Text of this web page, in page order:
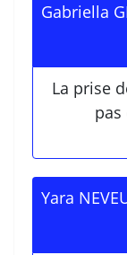
Gabriella
La prise
Yara